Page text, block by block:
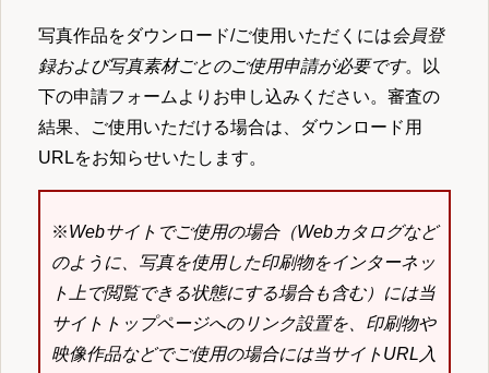
写真作品をダウンロード/ご使用いただくには会員登
録および写真素材ごとのご使用申請が必要です。以
下の申請フォームよりお申し込みください。審査の
結果、ご使用いただける場合は、ダウンロード用
URLをお知らせいたします。
※Webサイトでご使用の場合（Webカタログなど
のように、写真を使用した印刷物をインターネッ
ト上で閲覧できる状態にする場合も含む）には当
サイトトップページへのリンク設置を、印刷物や
映像作品などでご使用の場合には当サイトURL入